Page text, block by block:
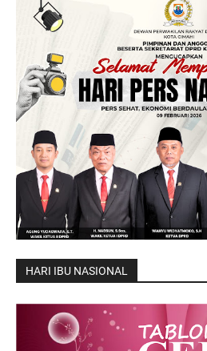
HARI IBU NASIONAL